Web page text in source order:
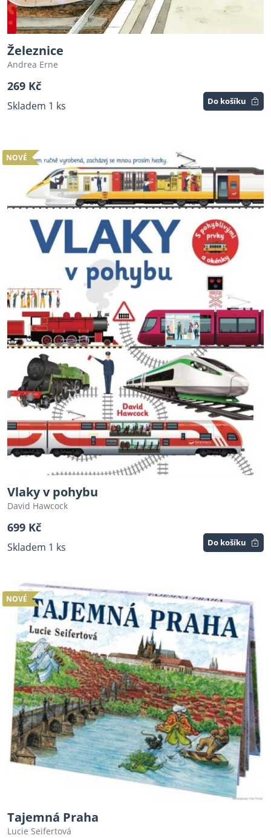
Železnice
Andrea Erne
269 Kč
Skladem 1 ks Do košíku
NOVÉ
Vlaky v pohybu
David Hawcock
699 Kč
Skladem 1 ks Do košíku
NOVÉ
Tajemná Praha
Lucie Seifertová